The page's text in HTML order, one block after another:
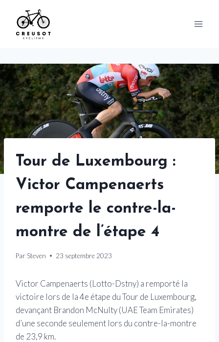
content
Tour de Luxembourg :
Victor Campenaerts
remporte le contre-la-
montre de l’étape 4
Par Steven 23 septembre 2023
Victor Campenaerts (Lotto-Dstny) a remporté la
victoire lors de la 4e étape du Tour de Luxembourg,
devançant Brandon McNulty (UAE Team Emirates)
d’une seconde seulement lors du contre-la-montre
de 23,9 km.